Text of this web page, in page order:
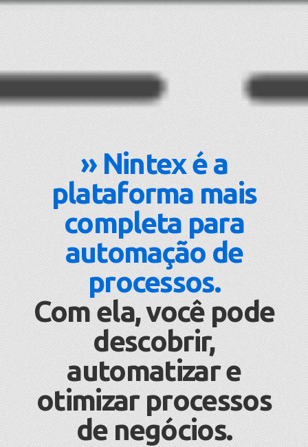
» Nintex é a
plataforma mais
completa para
automação de
processos.
Com ela, você pode
descobrir,
automatizar e
otimizar processos
de negócios.